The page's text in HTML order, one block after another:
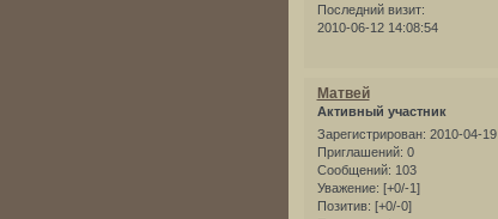
Последний визит:
2010-06-12 14:08:54
Матвей
Активный участник
Зарегистрирован: 2010-04-19
Приглашений: 0
Сообщений: 103
Уважение: [+0/-1]
Позитив: [+0/-0]